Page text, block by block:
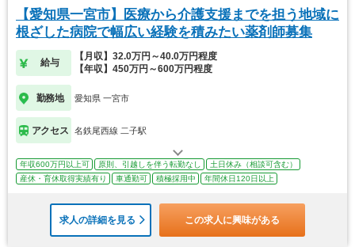
【愛知県一宮市】医療から介護支援までを担う地域に
根ざした病院で幅広い経験を積みたい薬剤師募集
給与
【月収】32.0万円～40.0万円程度
【年収】450万円～600万円程度
勤務地 愛知県 一宮市
アクセス 名鉄尾西線 二子駅
年収600万円以上可 原則、引越しを伴う転勤なし
土日休み（相談可含む）
産休・育休取得実績有り
車通勤可 積極採用中 年間休日120日以上
求人の詳細を見る この求人に興味がある